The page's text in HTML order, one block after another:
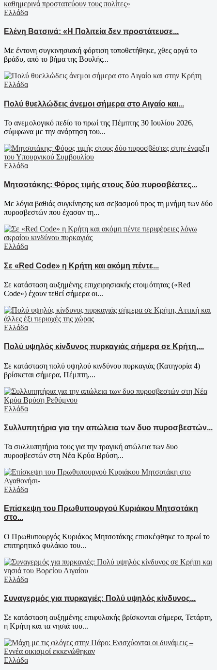
Ελλάδα
Ελένη Βατσινά: «Η Πολιτεία δεν προστάτευσε...
Με έντονη συγκινησιακή φόρτιση τοποθετήθηκε, χθες αργά το
βράδυ, από το βήμα της Βουλής...
Ελλάδα
Πολύ θυελλώδεις άνεμοι σήμερα στο Αιγαίο και...
Το ανεμολογικό πεδίο το πρωί της Πέμπτης 30 Ιουλίου 2026,
σύμφωνα με την ανάρτηση του...
Ελλάδα
Μητσοτάκης: Φόρος τιμής στους δύο πυροσβέστες...
Με λόγια βαθιάς συγκίνησης και σεβασμού προς τη μνήμη των δύο
πυροσβεστών που έχασαν τη...
Ελλάδα
Σε «Red Code» η Κρήτη και ακόμη πέντε...
Σε κατάσταση αυξημένης επιχειρησιακής ετοιμότητας («Red
Code») έχουν τεθεί σήμερα οι...
Ελλάδα
Πολύ υψηλός κίνδυνος πυρκαγιάς σήμερα σε Κρήτη,...
Σε κατάσταση πολύ υψηλού κινδύνου πυρκαγιάς (Κατηγορία 4)
βρίσκεται σήμερα, Πέμπτη,...
Ελλάδα
Συλλυπητήρια για την απώλεια των δυο πυροσβεστών...
Τα συλλυπητήρια τους για την τραγική απώλεια των δυο
πυροσβεστών στη Νέα Κρύα Βρύση...
Ελλάδα
Επίσκεψη του Πρωθυπουργού Κυριάκου Μητσοτάκη
στο...
Ο Πρωθυπουργός Κυριάκος Μητσοτάκης επισκέφθηκε το πρωί το
επιτηρητικό φυλάκιο του...
Ελλάδα
Συναγερμός για πυρκαγιές: Πολύ υψηλός κίνδυνος...
Σε κατάσταση αυξημένης επιφυλακής βρίσκονται σήμερα, Τετάρτη,
η Κρήτη και τα νησιά του...
Ελλάδα